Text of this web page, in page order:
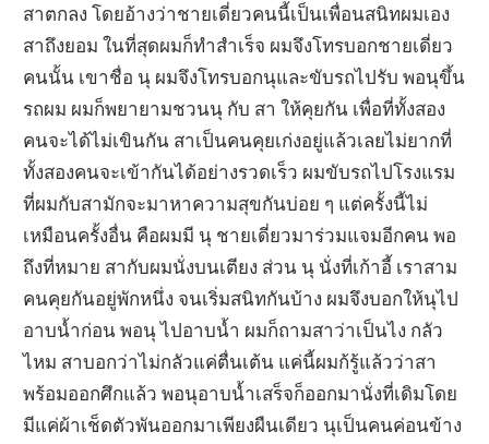
สาตกลง โดยอ้างว่าชายเดี่ยวคนนี้เป็นเพื่อนสนิทผมเอง
สาถึงยอม ในที่สุดผมก็ทำสำเร็จ ผมจึงโทรบอกชายเดี่ยว
คนนั้น เขาชื่อ นุ ผมจึงโทรบอกนุและขับรถไปรับ พอนุขึ้น
รถผม ผมก็พยายามชวนนุ กับ สา ให้คุยกัน เพื่อที่ทั้งสอง
คนจะได้ไม่เขินกัน สาเป็นคนคุยเก่งอยู่แล้วเลยไม่ยากที่
ทั้งสองคนจะเข้ากันได้อย่างรวดเร็ว ผมขับรถไปโรงแรม
ที่ผมกับสามักจะมาหาความสุขกันบ่อย ๆ แต่ครั้งนี้ไม่
เหมือนครั้งอื่น คือผมมี นุ ชายเดี่ยวมาร่วมแจมอีกคน พอ
ถึงที่หมาย สากับผมนั่งบนเตียง ส่วน นุ นั่งที่เก้าอี้ เราสาม
คนคุยกันอยู่พักหนึ่ง จนเริ่มสนิทกันบ้าง ผมจึงบอกให้นุไป
อาบน้ำก่อน พอนุ ไปอาบน้ำ ผมก็ถามสาว่าเป็นไง กลัว
ไหม สาบอกว่าไม่กลัวแค่ตื่นเต้น แค่นี้ผมก้รู้แล้วว่าสา
พร้อมออกศึกแล้ว พอนุอาบน้ำเสร็จก็ออกมานั่งที่เดิมโดย
มีแค่ผ้าเช็ดตัวพันออกมาเพียงผืนเดียว นุเป็นคนค่อนข้าง